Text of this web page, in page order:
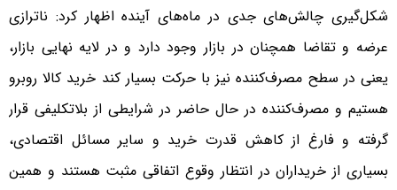
شکل‌گیری چالش‌های جدی در ماه‌های آینده اظهار کرد: ناترازی
عرضه و تقاضا همچنان در بازار وجود دارد و در لایه نهایی بازار،
یعنی در سطح مصرف‌کننده نیز با حرکت بسیار کند خرید کالا روبرو
هستیم و مصرف‌کننده در حال حاضر در شرایطی از بلاتکلیفی قرار
گرفته و فارغ از کاهش قدرت خرید و سایر مسائل اقتصادی،
بسیاری از خریداران در انتظار وقوع اتفاقی مثبت هستند و همین